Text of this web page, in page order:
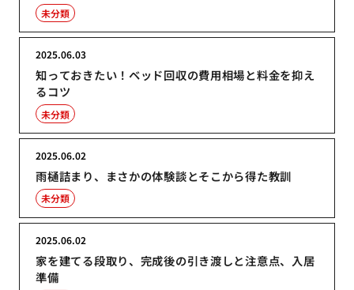
未分類
知っておきたい！ベッド回収の費用相場と料金を抑え
るコツ
2025.06.03
未分類
雨樋詰まり、まさかの体験談とそこから得た教訓
2025.06.02
未分類
家を建てる段取り、完成後の引き渡しと注意点、入居
準備
2025.06.02